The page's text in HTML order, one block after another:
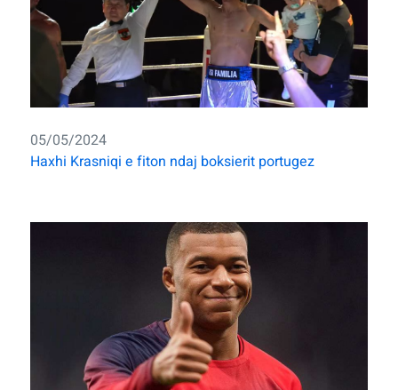
05/05/2024
Haxhi Krasniqi e fiton ndaj boksierit portugez